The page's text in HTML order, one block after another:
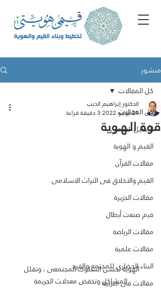
منشور
كل المقالات
التحليل القيمي
القيم و الهوية
مقالات القرآن
القيم والاخلاق فى التراث الاسلامى
مقالات الجزيرة
ﻗﯾم ﺻﻧﻌت أﺑطﺎل
مقالات الرياضة
مقالات علمية
البناء الحضاري للمجتمع والفرد
مقالات فى التربية
كل المقالات
قوة الـهـوية
الدكتور إبراهيم الديب
29 يوليو 2022
3 دقيقة قراءة
الهوية تحسن السلوك المجتمعى ، وتقلل
المشاكل وتخفض معدلات الجريمة